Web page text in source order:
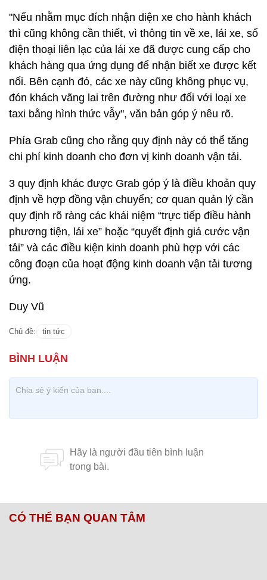
"Nếu nhằm mục đích nhận diện xe cho hành khách
thì cũng không cần thiết, vì thông tin về xe, lái xe, số
điện thoại liên lạc của lái xe đã được cung cấp cho
khách hàng qua ứng dụng để nhận biết xe được kết
nối. Bên cạnh đó, các xe này cũng không phục vụ,
đón khách vãng lai trên đường như đối với loại xe
taxi bằng hình thức vẫy", văn bản góp ý nêu rõ.
Phía Grab cũng cho rằng quy định này có thể tăng
chi phí kinh doanh cho đơn vị kinh doanh vận tải.
3 quy định khác được Grab góp ý là điều khoản quy
định về hợp đồng vận chuyển; cơ quan quản lý cần
quy định rõ ràng các khái niệm “trực tiếp điều hành
phương tiện, lái xe” hoặc “quyết định giá cước vận
tải” và các điều kiện kinh doanh phù hợp với các
công đoạn của hoạt động kinh doanh vận tải tương
ứng.
Duy Vũ
Chủ đề: tin tức
CÓ THỂ BẠN QUAN TÂM